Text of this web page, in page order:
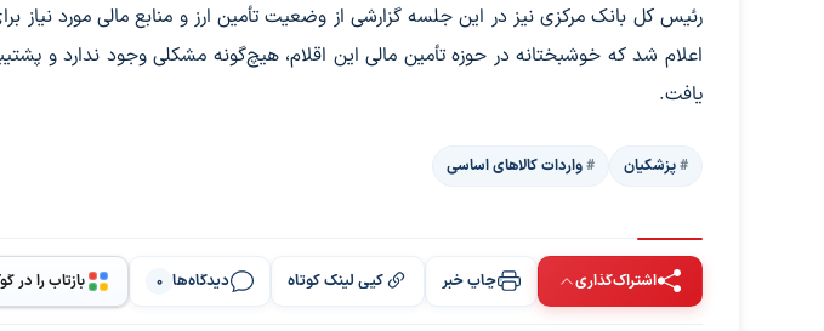
رئیس کل بانک مرکزی نیز در این جلسه گزارشی از وضعیت تأمین ارز و منابع مالی مورد نیاز
اعلام شد که خوشبختانه در حوزه تأمین مالی این اقلام، هیچ‌گونه مشکلی وجود ندارد و
یافت.
پزشکیان واردات کالاهای اساسی
اشتراک‌گذاری چاپ خبر کپی لینک کوتاه دیدگاه‌ها 0 بازتاب را در